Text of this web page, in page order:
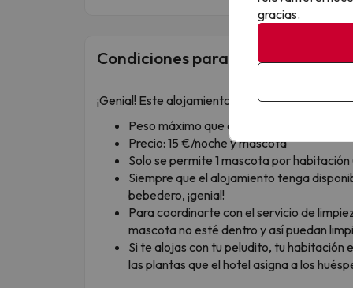
Condiciones para mascotas
¡Genial! Este alojamiento admite mascotas
Peso máximo que admiten: 15 kgs/mascota
Precio: 15 €/noche y mascota
Solo se permite 1 mascota por
Siempre que el alojamiento tenga
bebedero, ¡genial!
Para coordinarte con el servicio de
mascota no esté dentro y así puedan
Si te alojas con tu peludito, tu habitación
las plantas que el hotel asigna a los
gracias.